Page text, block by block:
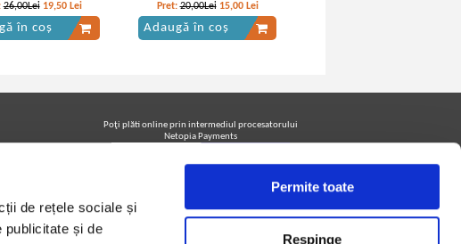
de rețele sociale și
publicitate și de
Permite toate
Respinge
26,00Lei 19,50 Lei
în coș
Pret:20,00Lei 15,00 Lei
Adaugă în coș
Poţi plăti online prin intermediul procesatorului
Netopia Payments
Urmăreşte-ne pe facebook pentru a fi la curent cu
promoţiile PrintreCarti.ro